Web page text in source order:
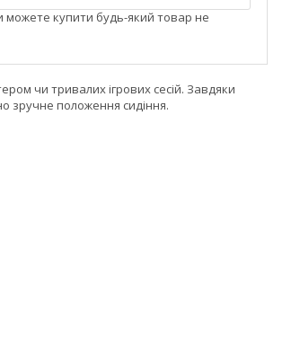
можете купити будь-який товар не
чи тривалих ігрових сесій. Завдяки
зручне положення сидіння.